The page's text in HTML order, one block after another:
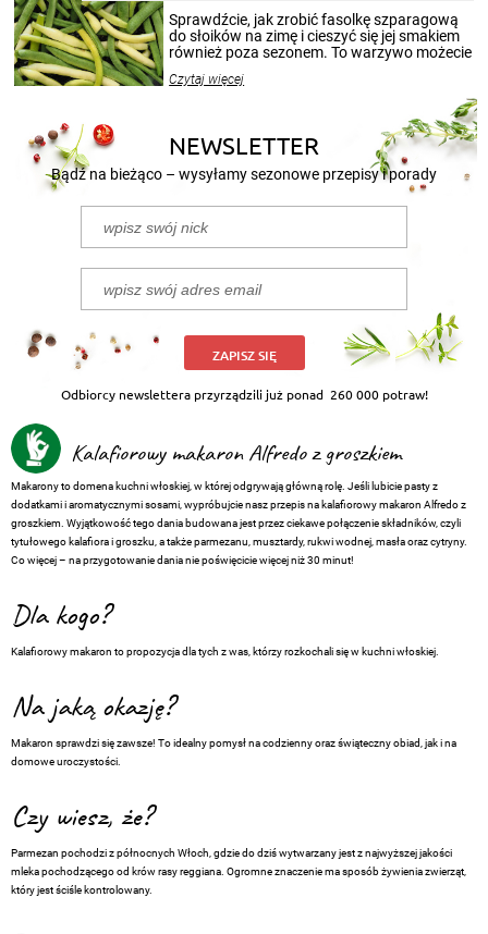
patenty, które pozwolą zachować świeżość
przetworów.
Sprawdźcie, jak zrobić fasolkę szparagową
do słoików na zimę i cieszyć się jej smakiem
również poza sezonem. To warzywo możecie
nasze propozycje!
Czytaj więcej
NEWSLETTER
Bądź na bieżąco – wysyłamy sezonowe przepisy i porady
ZAPISZ SIĘ
Odbiorcy newslettera przyrządzili już ponad 260 000 potraw!
Kalafiorowy makaron Alfredo z groszkiem
Makarony to domena kuchni włoskiej, w której odgrywają główną rolę. Jeśli lubicie pasty z
dodatkami i aromatycznymi sosami, wypróbujcie nasz przepis na kalafiorowy makaron Alfredo z
groszkiem. Wyjątkowość tego dania budowana jest przez ciekawe połączenie składników, czyli
tytułowego kalafiora i groszku, a także parmezanu, musztardy, rukwi wodnej, masła oraz cytryny.
Co więcej – na przygotowanie dania nie poświęcicie więcej niż 30 minut!
Dla kogo?
Kalafiorowy makaron to propozycja dla tych z was, którzy rozkochali się w kuchni włoskiej.
Na jaką okazję?
Makaron sprawdzi się zawsze! To idealny pomysł na codzienny oraz świąteczny obiad, jak i na
domowe uroczystości.
Czy wiesz, że?
Parmezan pochodzi z północnych Włoch, gdzie do dziś wytwarzany jest z najwyższej jakości
mleka pochodzącego od krów rasy reggiana. Ogromne znaczenie ma sposób żywienia zwierząt,
który jest ściśle kontrolowany.